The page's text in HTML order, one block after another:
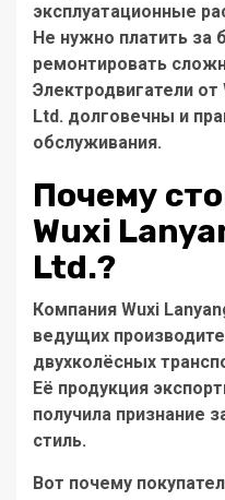
эксплуатационные
Не нужно платить за
ремонтировать
Электродвигатели от
Ltd. долговечны и
обслуживания.
Почему
Wuxi
Ltd.?
Компания Wuxi
ведущих
двухколёсных
Её продукция
получила признание
стиль.
Вот почему